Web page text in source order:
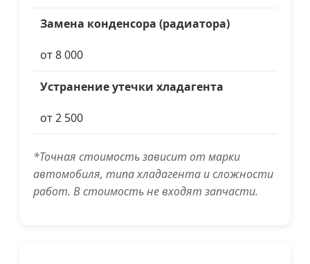
Замена конденсора (радиатора)
от 8 000
Устранение утечки хладагента
от 2 500
*Точная стоимость зависит от марки
автомобиля, типа хладагента и сложности
работ. В стоимость не входят запчасти.